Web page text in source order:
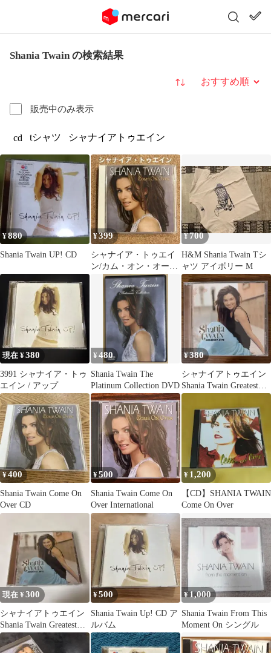
Shania Twain の検索結果
販売中のみ表示
並び替え
cd tシャツ シャナイアトゥエイン
¥880
Shania Twain UP! CD
¥399
シャナイア・トゥエイ
ン/カム・オン・オーヴ
ァー
¥700
H&M Shania Twain Tシ
ャツ アイボリー M
現在 ¥380
3991 シャナイア・トゥ
エイン / アップ
¥480
Shania Twain The
Platinum Collection DVD
¥380
シャナイアトゥエイン
Shania Twain Greatest
Hits CD
¥400
Shania Twain Come On
Over CD
¥500
Shania Twain Come On
Over International
¥ 1,200
【CD】SHANIA TWAIN
Come On Over
現在 ¥300
シャナイアトゥエイン
Shania Twain Greatest
Hits CD
¥500
Shania Twain Up! CD ア
ルバム
¥1,000
Shania Twain From This
Moment On シングル